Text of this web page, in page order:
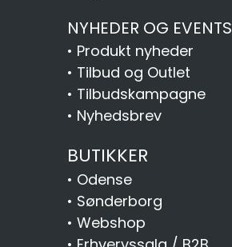
NYHEDER OG EVENTS
• Produkt nyheder
• Tilbud og Outlet
• Tilbudskampagne
• Nyhedsbrev
BUTIKKER
• Odense
• Sønderborg
• Webshop